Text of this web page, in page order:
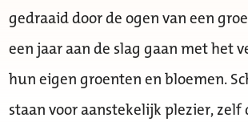
gedraaid door de ogen van een
een jaar aan de slag gaan met het
hun eigen groenten en bloemen.
staan voor aanstekelijk plezier, zelf